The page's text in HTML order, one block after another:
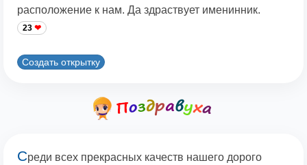
расположение к нам. Да здраствует именинник.
23
Создать открытку
Среди всех прекрасных качеств нашего дорого